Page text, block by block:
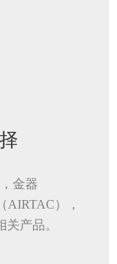
金器
AIRTAC），
产品。